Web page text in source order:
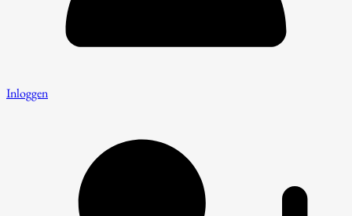
Inloggen